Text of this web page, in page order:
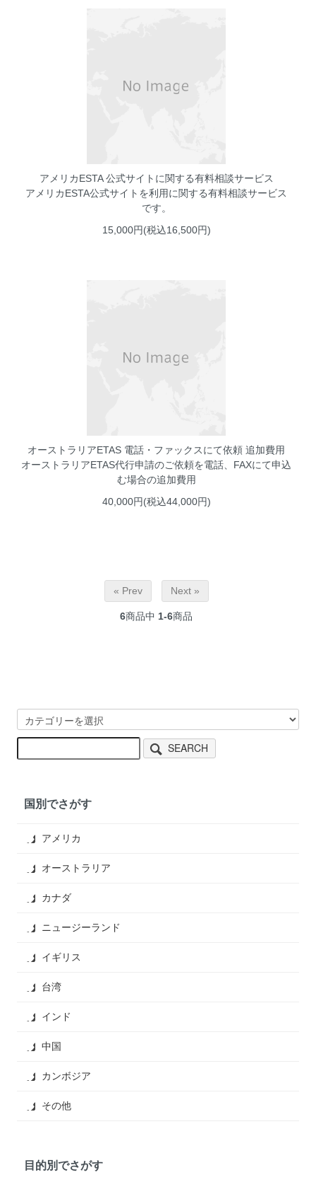
アメリカESTA 公式サイトに関する有料相談サービス
アメリカESTA公式サイトを利用に関する有料相談サービス
です。
15,000円(税込16,500円)
オーストラリアETAS 電話・ファックスにて依頼 追加費用
オーストラリアETAS代行申請のご依頼を電話、FAXにて申込
む場合の追加費用
40,000円(税込44,000円)
« Prev Next »
6商品中 1-6商品
SEARCH
国別でさがす
アメリカ
オーストラリア
カナダ
ニュージーランド
イギリス
台湾
インド
中国
カンボジア
その他
目的別でさがす